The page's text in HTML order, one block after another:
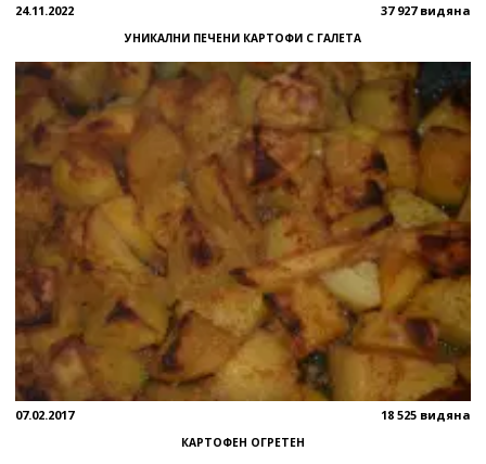
24.11.2022 37 927 видяна
УНИКАЛНИ ПЕЧЕНИ КАРТОФИ С ГАЛЕТА
07.02.2017 18 525 видяна
КАРТОФЕН ОГРЕТЕН